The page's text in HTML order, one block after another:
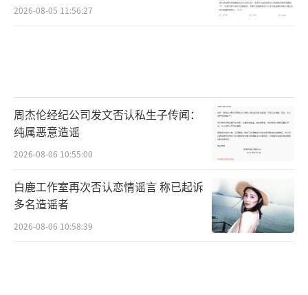
2026-08-05 11:56:27
周杰伦经纪公司发文否认私生子传闻：
纯属恶意造谣
2026-08-06 10:55:00
白鹿工作室再次否认恋情谣言 称已起诉
多名造谣者
2026-08-06 10:58:39